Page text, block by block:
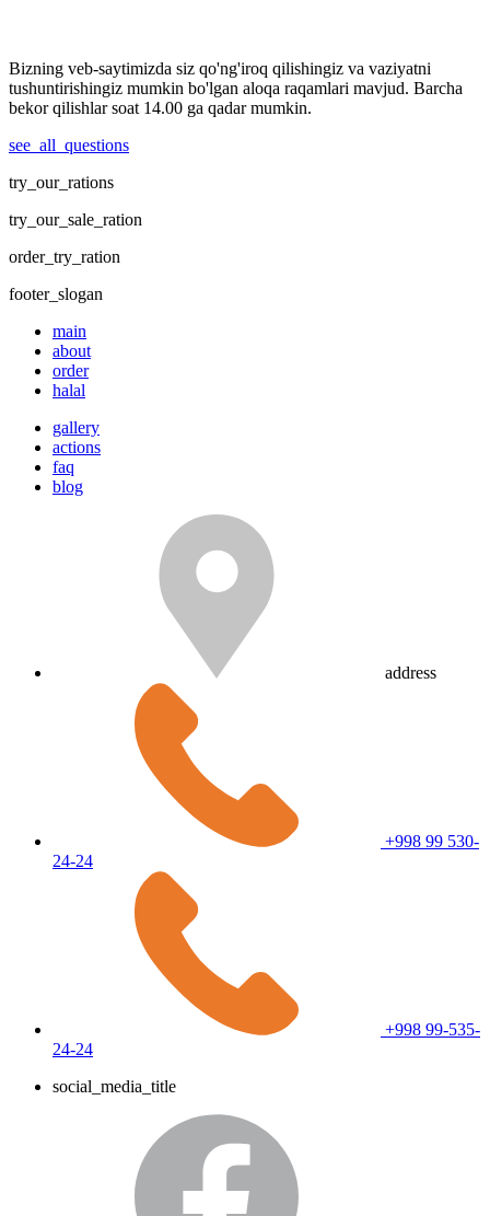
Bizning veb-saytimizda siz qo'ng'iroq qilishingiz va vaziyatni
tushuntirishingiz mumkin bo'lgan aloqa raqamlari mavjud. Barcha
bekor qilishlar soat 14.00 ga qadar mumkin.
see_all_questions
try_our_rations
try_our_sale_ration
order_try_ration
footer_slogan
main
about
order
halal
gallery
actions
faq
blog
address
+998 99 530-
24-24
+998 99-535-
24-24
social_media_title